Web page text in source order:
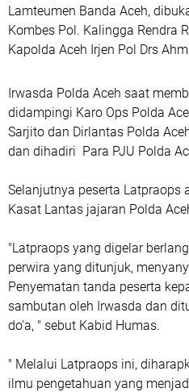
Lamteumen Banda Aceh,
Kombes Pol. Kalingga Rendra
Kapolda Aceh Irjen Pol Drs
Irwasda Polda Aceh saat
didampingi Karo Ops Polda
Sarjito dan Dirlantas Polda
dan dihadiri Para PJU Polda
Selanjutnya peserta Latpraops
Kasat Lantas jajaran Polda
"Latpraops yang digelar
perwira yang ditunjuk,
Penyematan tanda peserta
sambutan oleh Irwasda dan
do'a, " sebut Kabid Humas.
" Melalui Latpraops ini,
ilmu pengetahuan yang